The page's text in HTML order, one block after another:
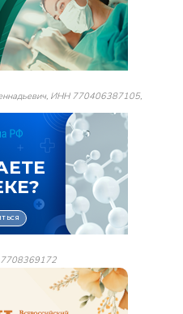
ИНН 770406387105,
7708369172